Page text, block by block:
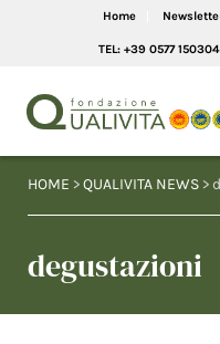
Home
TEL: +39 0577
HOME >QUALIVITA NEWS >
degustazioni